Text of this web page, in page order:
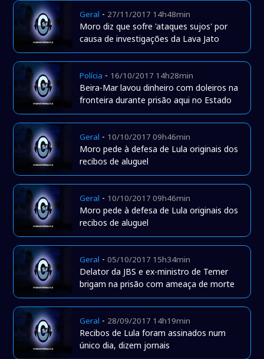
Geral - 27/11/2017 14h48min
Moro diz que sofre 'ataques sujos' por
causa de investigações da Lava Jato
Polícia - 16/10/2017 14h28min
Beira-Mar lavou dinheiro com doleiros na
fronteira durante prisão aqui no Estado
Geral - 10/10/2017 09h46min
Moro pede à defesa de Lula originais dos
recibos de aluguel
Geral - 10/10/2017 09h46min
Moro pede à defesa de Lula originais dos
recibos de aluguel
Geral -05/10/2017 15h34min
Delator da JBS e ex-ministro de Temer
brigam na prisão com ameaça de morte
Geral - 28/09/2017 14h19min
Recibos de Lula foram assinados num
único dia, dizem jornais